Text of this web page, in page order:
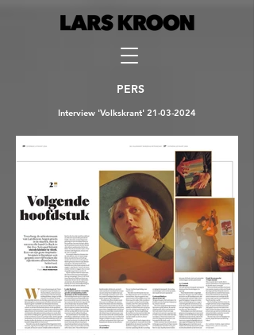
PERS
Interview 'Volkskrant' 21-03-2024